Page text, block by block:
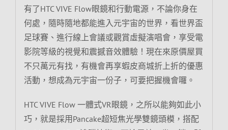
有了HTC VIVE Flow眼鏡和行動電源，不論你身在
何處，隨時隨地都能進入元宇宙的世界，看世界盃
足球賽、進行線上會議或觀賞虛擬演唱會，享受電
影院等級的視覺和震撼音效體驗！現在來原價屋買
不只萬元有找，有機會再享蝦皮商城折上折的優惠
活動，想成為元宇宙一份子，可要把握機會囉。
HTC VIVE Flow 一體式VR眼鏡，之所以能夠如此小
巧，就是採用Pancake超短焦光學雙鏡頭模，搭配